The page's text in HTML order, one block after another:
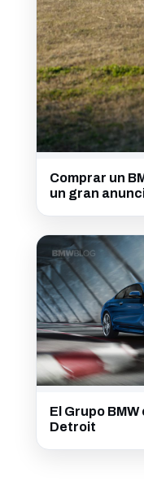
Comprar un
un gran
El Grupo BMW
Detroit